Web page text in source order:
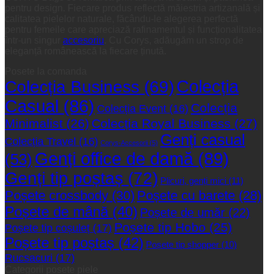
accesoriu
Colecția Business (69)Colecția
Casual (86) Colecția Event (16) Colecția
Minimalist (26) Colecția Royal Business (27)
Colecția Travel (16) Corys-Accesorii (5) Genți casual
(53) Genți office de damă (89)
Genți tip poștaș (72) Plicuri, genți mici (11)
Poșete crossbody (30) Poșete cu barete (28)
Poșete de mână(40) Poșete de umăr (22)
Poșete tip coșuleț (17) Poșete tip Hobo (25)
Poșete tip poștaș (42) Poșete tip shopper (10)
Rucsacuri (17)